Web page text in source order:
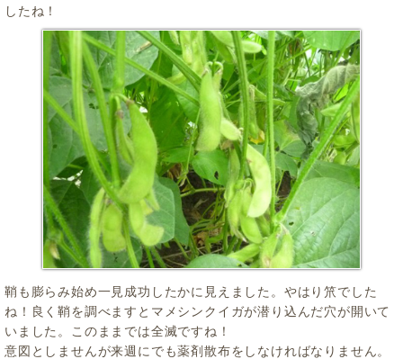
したね！
鞘も膨らみ始め一見成功したかに見えました。やはり笊でした
ね！良く鞘を調べますとマメシンクイガが潜り込んだ穴が開いて
いました。このままでは全滅ですね！
意図としませんが来週にでも薬剤散布をしなければなりません。